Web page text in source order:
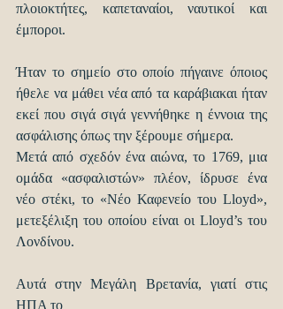
πλοιοκτήτες, καπεταναίοι, ναυτικοί και
έμποροι.
Ήταν το σημείο στο οποίο πήγαινε όποιος
ήθελε να μάθει νέα από τα καράβιακαι ήταν
εκεί που σιγά σιγά γεννήθηκε η έννοια της
ασφάλισης όπως την ξέρουμε σήμερα.
Μετά από σχεδόν ένα αιώνα, το 1769, μια
ομάδα «ασφαλιστών» πλέον, ίδρυσε ένα
νέο στέκι, το «Νέο Καφενείο του Lloyd»,
μετεξέλιξη του οποίου είναι οι Lloyd’s του
Λονδίνου.
Αυτά στην Μεγάλη Βρετανία, γιατί στις
ΗΠΑ το